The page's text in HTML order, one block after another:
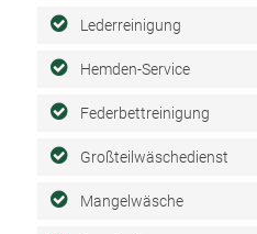
Lederreinigung
Hemden-Service
Federbettreinigung
Großteilwäschedienst
Mangelwäsche